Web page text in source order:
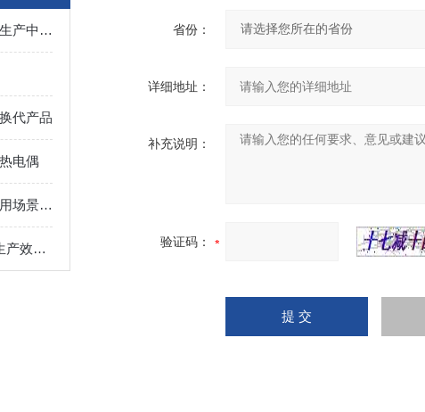
快速热电偶广泛应用于工业生产中的温度检测
代产品
电偶
快速热电偶的工作原理和应用场景有哪些？
快速热电偶KW-602提高了生产效率，降低成本消耗
省份：
详细地址：
补充说明：
验证码：